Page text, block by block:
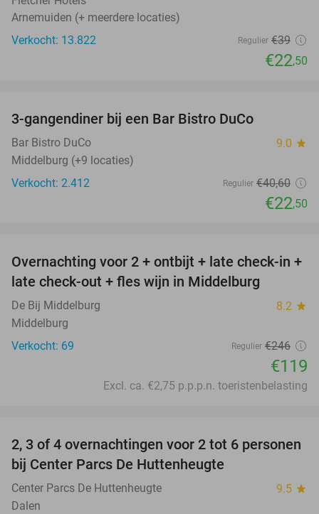
Arnemuiden (+ meerdere locaties)
Verkocht: 13.822
Regulier €39
€22,50
3-gangendiner bij een Bar Bistro DuCo
Bar Bistro DuCo 9.0 star
Middelburg (+9 locaties)
Verkocht: 2.412
Regulier €40,60
€22,50
52%
Overnachting voor 2 + ontbijt + late check-in +
late check-out + fles wijn in Middelburg
De Bij Middelburg 8.2 star
Middelburg
Verkocht: 69
Regulier €246
€119
Excl. ca. €2,75 p.p.p.n. toeristenbelasting
15%
2, 3 of 4 overnachtingen voor 2 tot 6 personen
bij Center Parcs De Huttenheugte
Center Parcs De Huttenheugte 9.5 star
Dalen